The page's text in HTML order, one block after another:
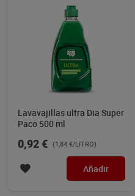
Lavavajillas ultra Dia Super
Paco 500 ml
0,92 € (1,84 €/LITRO)
Añadir